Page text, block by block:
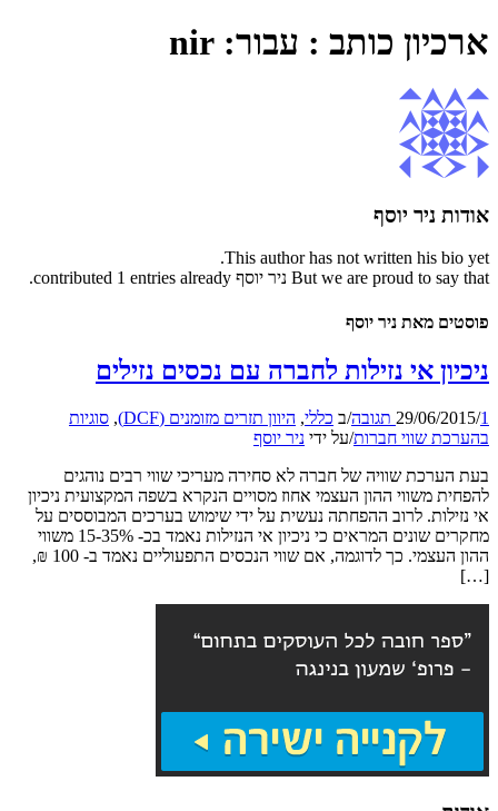
ארכיון כותב : עבור: nir
אודות ניר יוסף
This author has not written his bio yet.
But we are proud to say that ניר יוסף
פוסטים מאת ניר יוסף
ניכיון אי נזילות לחברה עם נכסים נזילים
29/06/2015/1 תגובה /ב כללי, היוון תזרים מזומנים (DCF) , סוגיות
בהערכת שווי חברות/על ידי ניר יוסף
בעת הערכת שוויה של חברה לא סחירה מעריכי שווי רבים נוהגים
להפחית משווי ההון העצמי אחוז מסויים הנקרא בשפה המקצועית ניכיון
אי נזילות. לרוב ההפחתה נעשית על ידי שימוש בערכים המבוססים על
מחקרים שונים המראים כי ניכיון אי הנזילות נאמד בכ- 15-35% משווי
ההון העצמי. כך לדוגמה, אם שווי הנכסים התפעוליים נאמד ב- 100 ₪,
[…]